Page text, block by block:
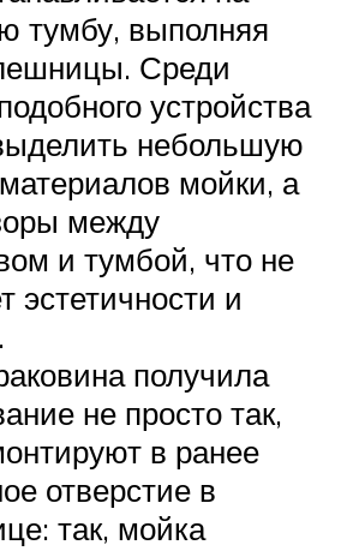
тумбу, выполняя
Среди
устройства
небольшую
мойки, а
между
и тумбой, что не
эстетичности и
получила
не просто так,
в ранее
отверстие в
так, мойка